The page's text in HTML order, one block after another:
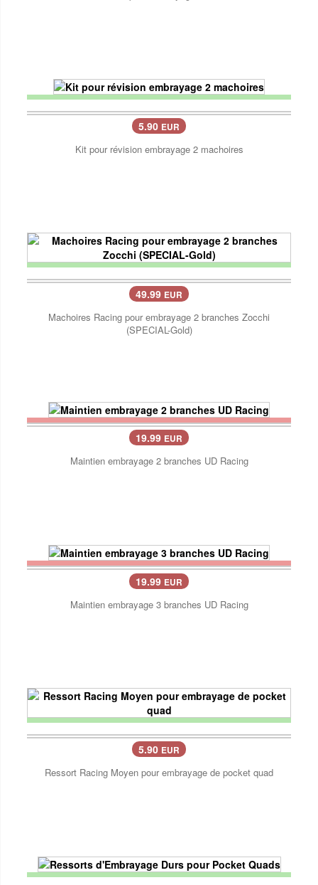
5.90 EUR
Kit pour révision embrayage 2 machoires
49.99 EUR
Machoires Racing pour embrayage 2 branches Zocchi
(SPECIAL-Gold)
19.99 EUR
Maintien embrayage 2 branches UD Racing
19.99 EUR
Maintien embrayage 3 branches UD Racing
5.90 EUR
Ressort Racing Moyen pour embrayage de pocket quad